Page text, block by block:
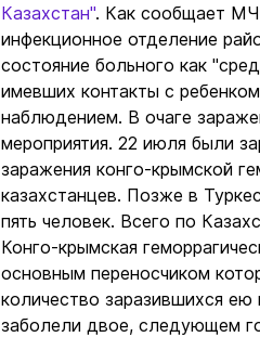
Казахстан". Как сообщает
инфекционное отделение
состояние больного как
имевших контакты с
наблюдением. В очаге
мероприятия. 22 июля были
заражения конго-крымской
казахстанцев. Позже в
пять человек. Всего по
Конго-крымская
основным переносчиком
количество заразившихся ею
заболели двое, следующем